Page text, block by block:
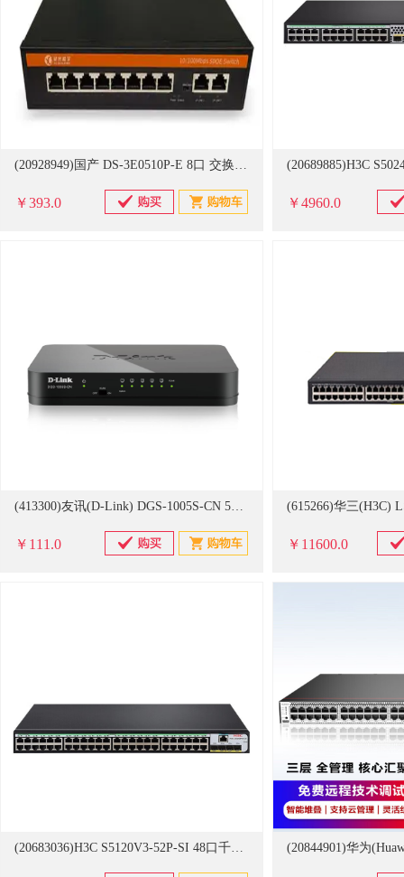
(20928949)国产 DS-3E0510P-E 8口 交换机(单位：台)
￥393.0 ￥4960.0
(413300)友讯(D-Link) DGS-1005S-CN 5口千兆 桌面式 交换机 黑色(单位：台)
￥111.0 ￥11600.0
(20683036)H3C S5120V3-52P-SI 48口千兆电+4千兆光纤口 三层网管 交换机(单位：台)